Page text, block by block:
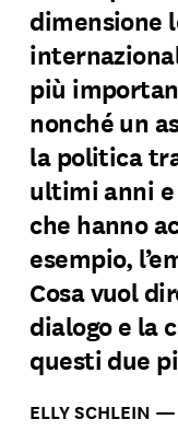
dimensione
più
nonché un
la politica
ultimi anni
che hanno
esempio,
Cosa vuol
dialogo e la
questi due